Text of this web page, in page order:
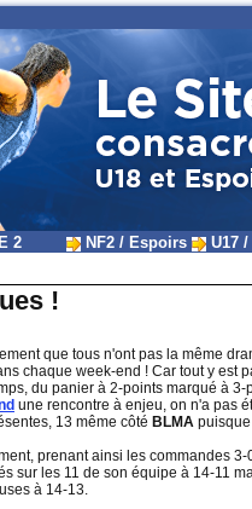
2 NF2 / Espoirs U17 /
!
que tous n'ont pas la même
chaque week-end ! Car tout y
du panier à 2-points marqué à
une rencontre à enjeu, on n'a pas
13 même côté BLMA puisque
prenant ainsi les commandes
sur les 11 de son équipe à 14-11
à 14-13.